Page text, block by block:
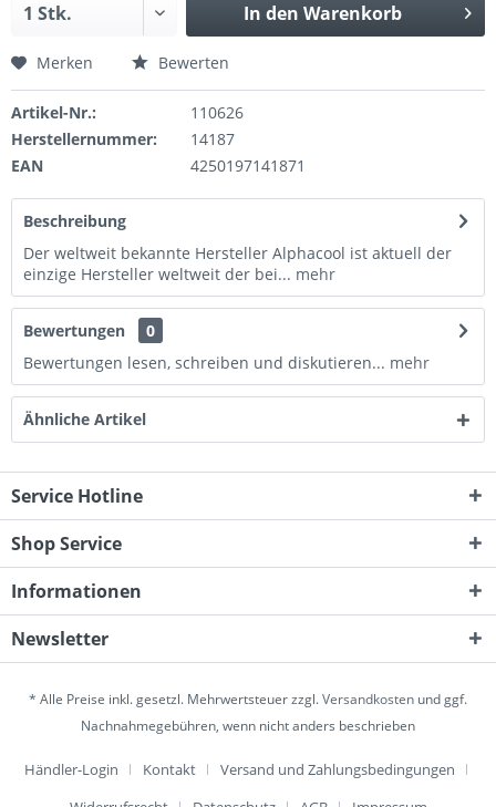
In den Warenkorb
Merken Bewerten
Artikel-Nr.:
110626
Herstellernummer:
14187
EAN
4250197141871
Beschreibung
Der weltweit bekannte Hersteller Alphacool ist aktuell der
einzige Hersteller weltweit der bei... mehr
Bewertungen
0
Bewertungen lesen, schreiben und diskutieren... mehr
Ähnliche Artikel
Service Hotline
Shop Service
Informationen
Newsletter
* Alle Preise inkl. gesetzl. Mehrwertsteuer zzgl.Versandkosten und ggf.
Nachnahmegebühren, wenn nicht anders beschrieben
Händler-Login Kontakt
Versand und Zahlungsbedingungen